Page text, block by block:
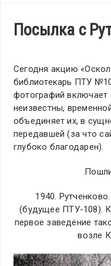
Посылка с
Сегодня акцию
библиотекарь ПТУ
фотографий
неизвестны,
объединяет их, в
передавшей (за что
глубоко благодарен).
1940.
(будущее ПТУ-108).
первое заведение
возле